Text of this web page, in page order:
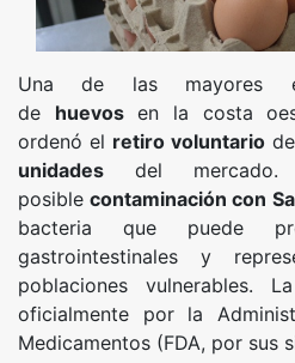
Una de las mayores
de huevosen la costa
ordenó el retiro voluntario
unidades del
posiblecontaminación con
bacteria que puede
gastrointestinales y
poblaciones vulnerables.
oficialmente por la
Medicamentos (FDA, por sus